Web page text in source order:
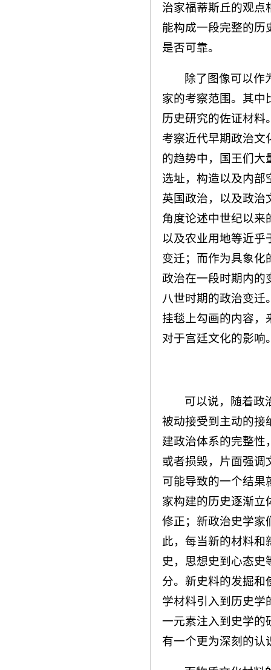
治家福蒂斯丘的观点
能构成一段完整的历
是否可靠。
除了图像可以作
家的考察范围。其中
历史研究的佐证材料
考察近代早期政治文
的趋势中，国王们大
选址，构造以及内部
英国政治，以及政治
角度论述中世纪以来
以及农业用地等近乎
变迁；而作为具象化
政治在一段时期内的
八世时期的政治变迁
挂毯上勾画的内容，
对于宫廷文化的影响
可以说，随着政
被动接受到主动的接
建政治体系的完整性
或者损毁，片面强调
可能导致的一个结果
家构建的历史逐渐立
修正；新政治史学家
此，每当新的材料和
史，思想史到心态史
分。新史料的发掘和
学材料引入到历史学
一元素注入到史学的
有一个更为深刻的认